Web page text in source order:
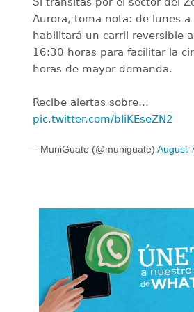
Aurora, toma nota: de lunes a
habilitará un carril reversible
16:30 horas para facilitar la
horas de mayor demanda.
Recibe alertas sobre…
pic.twitter.com/bIiKEseZN2
— MuniGuate (@muniguate) August